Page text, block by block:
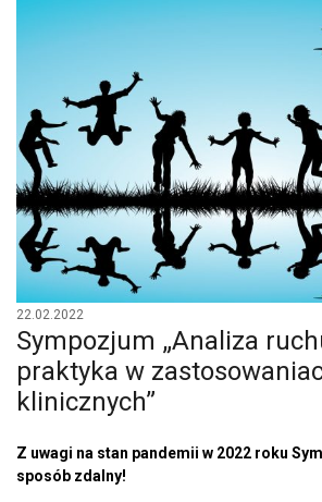
22.02.2022
Sympozjum „Analiza
praktyka w
klinicznych”
Z uwagi na stan pandemii w 2022 roku
sposób zdalny!